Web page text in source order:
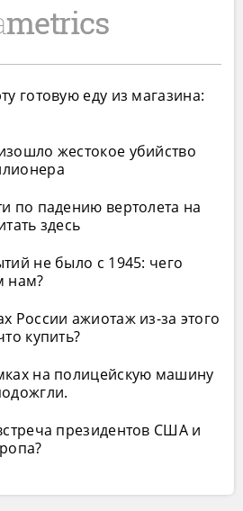
готовую еду из магазина:
жестокое убийство
по падению вертолета на
здесь
не было с 1945: чего
нам?
России ажиотаж из-за этого
купить?
на полицейскую машину
президентов США и